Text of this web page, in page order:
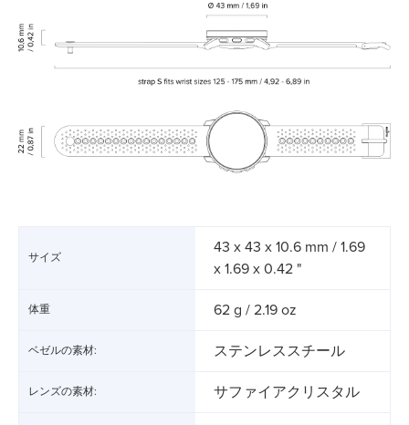
サイズ
43 x 43 x 10.6 mm / 1.69
x 1.69 x 0.42 "
体重 62 g / 2.19 oz
ベゼルの素材: ステンレススチール
レンズの素材: サファイアクリスタル